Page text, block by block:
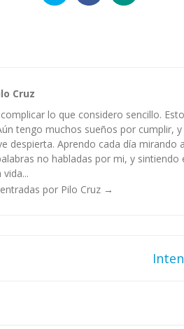
Cruz
lo que considero sencillo.
tengo muchos sueños por cumplir,
despierta. Aprendo cada día mirando
no habladas por mi, y sintiendo
por Pilo Cruz →